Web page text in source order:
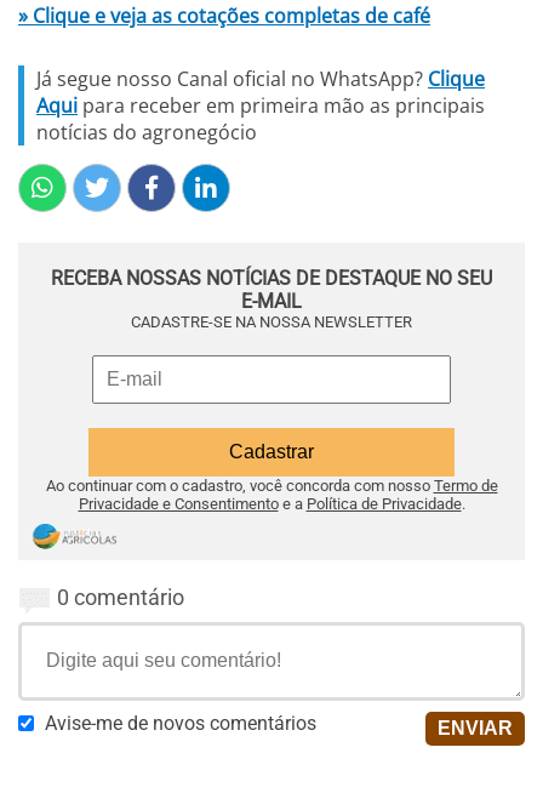
» Clique e veja as cotações completas de café
Já segue nosso Canal oficial no WhatsApp? Clique
Aqui para receber em primeira mão as principais
notícias do agronegócio
RECEBA NOSSAS NOTÍCIAS DE DESTAQUE NO SEU
E-MAIL
CADASTRE-SE NA NOSSA NEWSLETTER
Ao continuar com o cadastro, você concorda com nosso Termo de
Privacidade e Consentimentoe a Política de Privacidade.
0 comentário
Avise-me de novos comentários